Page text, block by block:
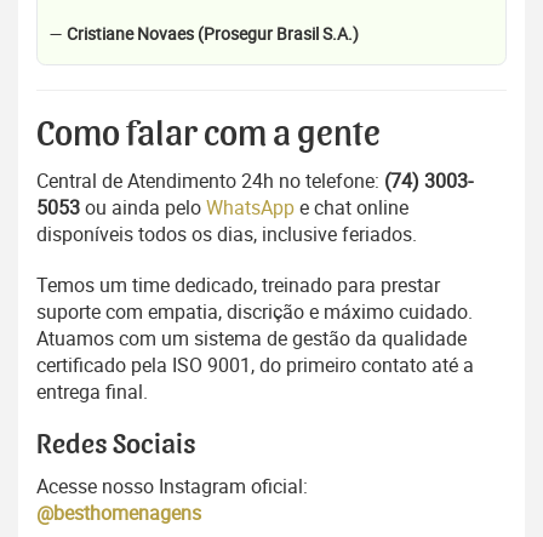
— Cristiane Novaes (Prosegur Brasil S.A.)
Como falar com a gente
Central de Atendimento 24h no telefone: (74) 3003-
5053ou ainda peloWhatsAppe chat online
disponíveis todos os dias, inclusive feriados.
Temos um time dedicado, treinado para prestar
suporte com empatia, discrição e máximo cuidado.
Atuamos com um sistema de gestão da qualidade
certificado pela ISO 9001, do primeiro contato até a
entrega final.
Redes Sociais
Acesse nosso Instagram oficial:
@besthomenagens